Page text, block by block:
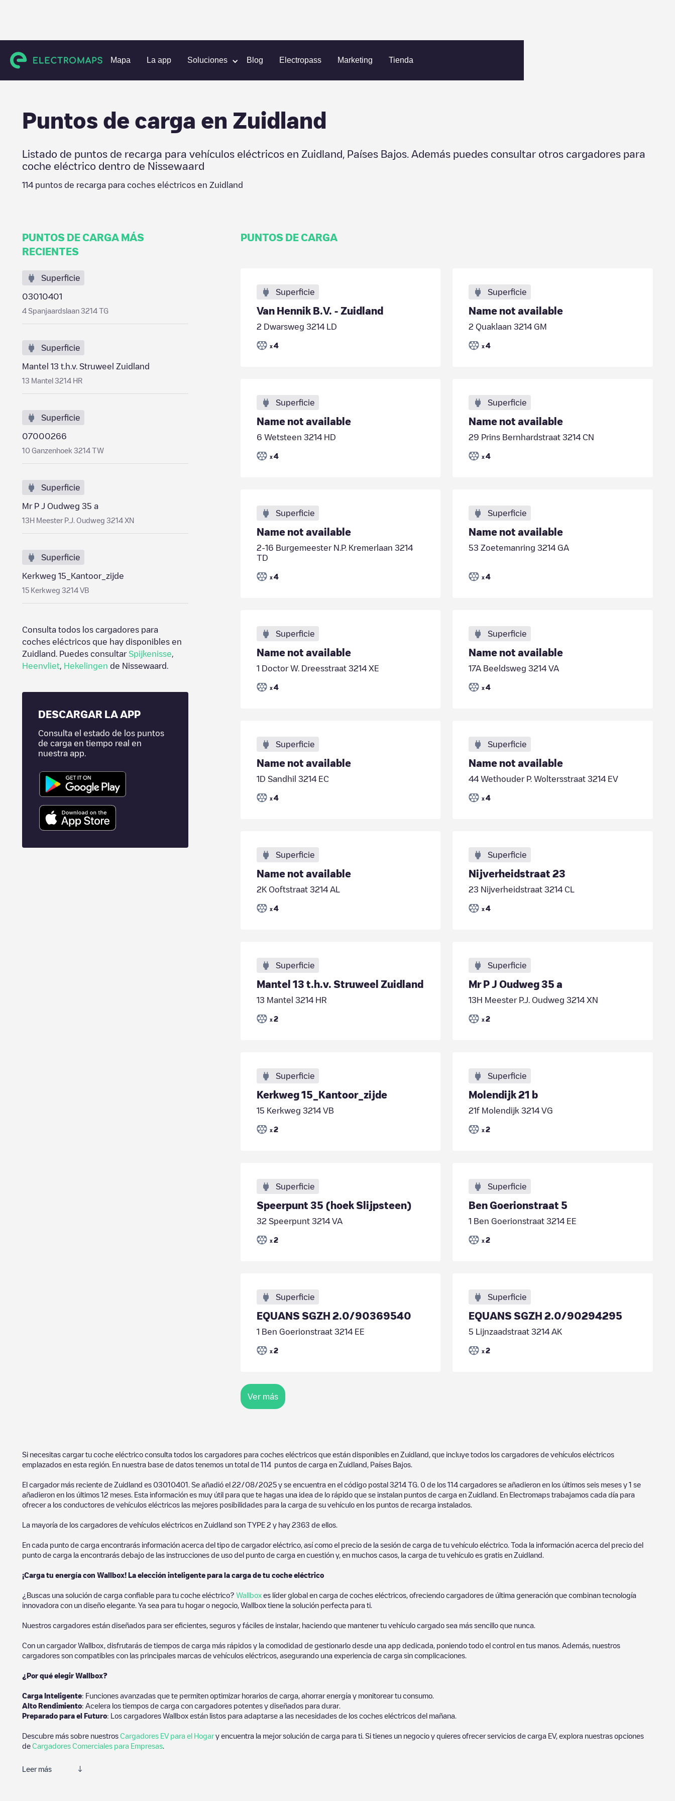
Mapa La app Soluciones Blog Electropass Marketing Tienda
Estaciones de carga Países Bajos Nissewaard Zuidland
Puntos de carga en Zuidland
Listado de puntos de recarga para vehículos eléctricos en Zuidland Países Bajos . Además puedes consultar otros cargadores para
coche eléctrico dentro de Nissewaard
114 puntos de recarga para coches eléctricos en Zuidland
PUNTOS DE CARGA MÁS
RECIENTES
Superficie
03010401
4 Spanjaardslaan 3214 TG
Superficie
Mantel 13 t.h.v. Struweel Zuidland
13 Mantel 3214 HR
Superficie
07000266
10 Ganzenhoek 3214 TW
Superficie
Mr P J Oudweg 35 a
13H Meester P.J. Oudweg 3214 XN
Superficie
Kerkweg 15_Kantoor_zijde
15 Kerkweg 3214 VB
Consulta todos los cargadores para
coches eléctricos que hay disponibles en
Zuidland
. Puedes consultar Spijkenisse
Heenvliet
Hekelingen de Nissewaard
DESCARGAR LA APP
Consulta el estado de los puntos
de carga en tiempo real en
nuestra app.
PUNTOS DE CARGA
Superficie
Van Hennik B.V. - Zuidland
2 Dwarsweg 3214 LD
x 4
Superficie
Name not available
2 Quaklaan 3214 GM
x 4
Superficie
Name not available
6 Wetsteen 3214 HD
x 4
Superficie
Name not available
29 Prins Bernhardstraat 3214 CN
x 4
Superficie
Name not available
2-16 Burgemeester N.P. Kremerlaan 3214
TD
x 4
Superficie
Name not available
53 Zoetemanring 3214 GA
x 4
Superficie
Name not available
1 Doctor W. Dreesstraat 3214 XE
x 4
Superficie
Name not available
17A Beeldsweg 3214 VA
x 4
Superficie
Name not available
1D Sandhil 3214 EC
x 4
Superficie
Name not available
44 Wethouder P. Woltersstraat 3214 EV
x 4
Superficie
Name not available
2K Ooftstraat 3214 AL
x 4
Superficie
Nijverheidstraat 23
23 Nijverheidstraat 3214 CL
x 4
Superficie
Mantel 13 t.h.v. Struweel Zuidland
13 Mantel 3214 HR
x 2
Superficie
Mr P J Oudweg 35 a
13H Meester P.J. Oudweg 3214 XN
x 2
Superficie
Kerkweg 15_Kantoor_zijde
15 Kerkweg 3214 VB
x 2
Superficie
Molendijk 21 b
21f Molendijk 3214 VG
x 2
Superficie
Speerpunt 35 (hoek Slijpsteen)
32 Speerpunt 3214 VA
x 2
Superficie
Ben Goerionstraat 5
1 Ben Goerionstraat 3214 EE
x 2
Superficie
EQUANS SGZH 2.0/90369540
1 Ben Goerionstraat 3214 EE
x 2
Superficie
EQUANS SGZH 2.0/90294295
5 Lijnzaadstraat 3214 AK
x 2
Ver más
Si necesitas cargar tu coche eléctrico consulta todos los cargadores para coches eléctricos que están disponibles en Zuidland , que incluye todos los cargadores de vehículos eléctricos
emplazados en esta región. En nuestra base de datos tenemos un total de 114 puntos de carga en Zuidland Países Bajos
El cargador más reciente de Zuidland es 03010401 . Se añadió el 22/08/2025 y se encuentra en el código postal 3214 TG 0 de los 114 cargadores se añadieron en los últimos seis meses y 1 se
añadieron en los últimos 12 meses. Esta información es muy útil para que te hagas una idea de lo rápido que se instalan puntos de carga en Zuidland
. En Electromaps trabajamos cada día para
ofrecer a los conductores de vehículos eléctricos las mejores posibilidades para la carga de su vehículo en los puntos de recarga instalados.
La mayoría de los cargadores de vehículos eléctricos en Zuidland son TYPE 2 y hay 2363 de ellos.
En cada punto de carga encontrarás información acerca del tipo de cargador eléctrico, así como el precio de la sesión de carga de tu vehículo eléctrico. Toda la información acerca del precio del
punto de carga la encontrarás debajo de las instrucciones de uso del punto de carga en cuestión y, en muchos casos, la carga de tu vehículo es gratis en Zuidland
¡Carga tu energía con Wallbox! La elección inteligente para la carga de tu coche eléctrico
¿Buscas una solución de carga confiable para tu coche eléctrico? Wallbox es líder global en carga de coches eléctricos, ofreciendo cargadores de última generación que combinan tecnología
innovadora con un diseño elegante. Ya sea para tu hogar o negocio, Wallbox tiene la solución perfecta para ti.
Nuestros cargadores están diseñados para ser eficientes, seguros y fáciles de instalar, haciendo que mantener tu vehículo cargado sea más sencillo que nunca.
Con un cargador Wallbox, disfrutarás de tiempos de carga más rápidos y la comodidad de gestionarlo desde una app dedicada, poniendo todo el control en tus manos. Además, nuestros
cargadores son compatibles con las principales marcas de vehículos eléctricos, asegurando una experiencia de carga sin complicaciones.
¿Por qué elegir Wallbox?
Carga Inteligente: Funciones avanzadas que te permiten optimizar horarios de carga, ahorrar energía y monitorear tu consumo.
Alto Rendimiento: Acelera los tiempos de carga con cargadores potentes y diseñados para durar.
Preparado para el Futuro: Los cargadores Wallbox están listos para adaptarse a las necesidades de los coches eléctricos del mañana.
Descubre más sobre nuestros Cargadores EV para el Hogary encuentra la mejor solución de carga para ti. Si tienes un negocio y quieres ofrecer servicios de carga EV, explora nuestras opciones
de Cargadores Comerciales para Empresas
Leer más